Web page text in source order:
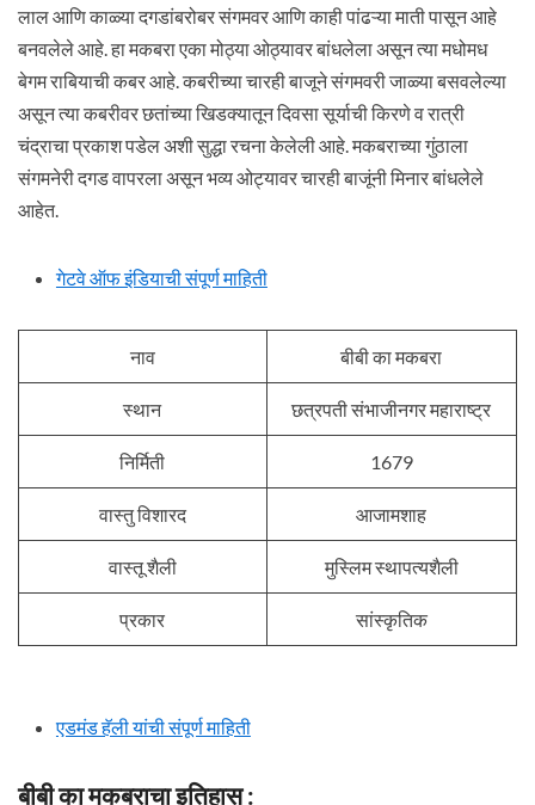
लाल आणि काळ्या दगडांबरोबर संगमवर आणि काही पांढऱ्या माती पासून आहे
बनवलेले आहे. हा मकबरा एका मोठ्या ओठ्यावर बांधलेला असून त्या मधोमध
बेगम राबियाची कबर आहे. कबरीच्या चारही बाजूने संगमवरी जाळ्या बसवलेल्या
असून त्या कबरीवर छतांच्या खिडक्यातून दिवसा सूर्याची किरणे व रात्री
चंद्राचा प्रकाश पडेल अशी सुद्धा रचना केलेली आहे. मकबराच्या गुंठाला
संगमनेरी दगड वापरला असून भव्य ओट्यावर चारही बाजूंनी मिनार बांधलेले
आहेत.
गेटवे ऑफ इंडियाची संपूर्ण माहिती
नाव बीबी का मकबरा
स्थान छत्रपती संभाजीनगर महाराष्ट्र
निर्मिती 1679
वास्तु विशारद आजामशाह
वास्तू शैली मुस्लिम स्थापत्यशैली
प्रकार सांस्कृतिक
एडमंड हॅली यांची संपूर्ण माहिती
बीबी का मकबराचा इतिहास :